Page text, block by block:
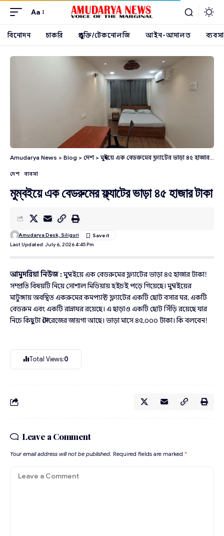
Aa
বিনোদন চাকরি প্রযুক্তি/টেকনোলজি আইন-আদালত ব্যবসা
Amudarya News > Blog > দেশ>মুম্বইয়ে এক বেডরুমের ফ্ল্যাটের ভাড়া ৪৫ হাজার টাকা
দেশ ব্যবসা
মুম্বইয়ে এক বেডরুমের ফ্ল্যাটের ভাড়া ৪৫ হাজার টাকা
Last Updated: July 6, 2026 4:45 Pm
Amudarya Desk, Siliguri
আমুদরিয়া নিউজ :মুম্বইয়ে এক বেডরুমের ফ্ল্যাটের ভাড়া ৪৫ হাজার টাকা!
সম্প্রতি বিষয়টি নিয়ে সোশাল মিডিয়ায় হইচই পড়ে গিয়েছে। মুম্বইয়ের
মাটুঙ্গায় অবস্থিত একরুমের কমপ্যাক্ট ফ্ল্যাটের একটি ছোট বসার ঘর, একটি
বেডরুম এবং একটি রান্নাঘর রয়েছে। এ ছাড়াও একটি ছোট সিঁড়ি রয়েছে যার
নিচে কিছুটা স্টোরেজের জায়গা আছে। ভাড়া মাসে ৪৫,০০০ টাকা। কি বলবেন!
Total Views:0
Leave a Comment
Your email address will not be published. Required fields are marked *